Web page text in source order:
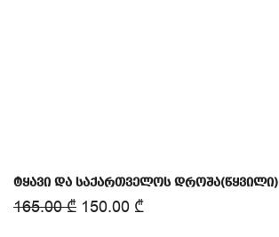
ტყავი და საქართველოს დროშა(წყვილი)
165.00₾ 150.00 ₾